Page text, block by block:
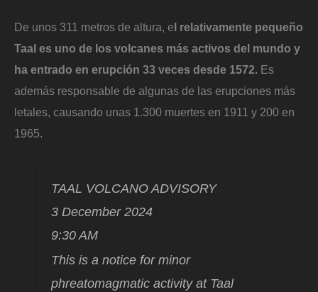
De unos 311 metros de altura, el relativamente pequeño
Taal es uno de los volcanes más activos del mundo y
ha entrado en erupción 33 veces desde 1572. Es
además responsable de algunas de las erupciones más
letales, causando unas 1.300 muertes en 1911 y 200 en
1965.
TAAL VOLCANO ADVISORY
3 December 2024
9:30 AM
This is a notice for minor
phreatomagmatic activity at Taal